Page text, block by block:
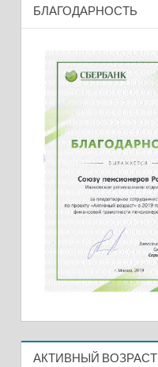
БЛАГОДАРНОСТЬ
АКТИВНЫЙ ВОЗРАСТ